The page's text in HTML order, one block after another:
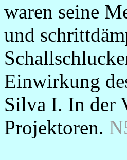
waren seine
und
Einwirkung
Silva I. In der
Projektoren.